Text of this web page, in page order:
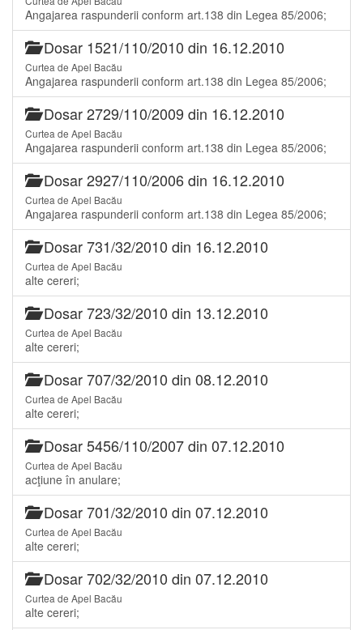
Angajarea raspunderii conform art.138 din Legea 85/2006;
Dosar 1521/110/2010 din 16.12.2010
Curtea de Apel Bacău
Angajarea raspunderii conform art.138 din Legea 85/2006;
Dosar 2729/110/2009 din 16.12.2010
Curtea de Apel Bacău
Angajarea raspunderii conform art.138 din Legea 85/2006;
Dosar 2927/110/2006 din 16.12.2010
Curtea de Apel Bacău
Angajarea raspunderii conform art.138 din Legea 85/2006;
Dosar 731/32/2010 din 16.12.2010
Curtea de Apel Bacău
alte cereri;
Dosar 723/32/2010 din 13.12.2010
Curtea de Apel Bacău
alte cereri;
Dosar 707/32/2010 din 08.12.2010
Curtea de Apel Bacău
alte cereri;
Dosar 5456/110/2007 din 07.12.2010
Curtea de Apel Bacău
acţiune în anulare;
Dosar 701/32/2010 din 07.12.2010
Curtea de Apel Bacău
alte cereri;
Dosar 702/32/2010 din 07.12.2010
Curtea de Apel Bacău
alte cereri;